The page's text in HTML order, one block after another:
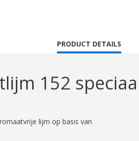
CURRENT
TAB:
PRODUCT DETAILS
152
lijm op basis van